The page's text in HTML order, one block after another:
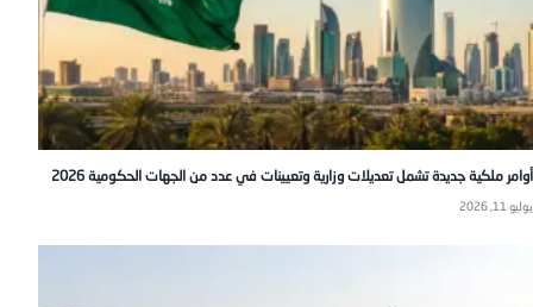
أوامر ملكية جديدة تشمل تعديلات وزارية وتعيينات في عدد من الجهات الحكومية 2026
يوليو 11, 2026